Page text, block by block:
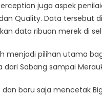
juga aspek
Quality. Data tersebut
data ribuan merek di
menjadi pilihan utama
Sabang sampai
baru saja mencetak